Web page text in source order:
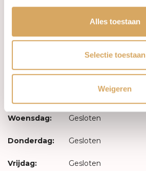
Alles toestaan
Selectie toestaan
Weigeren
Maandag: Gesloten
Woensdag: Gesloten
Donderdag: Gesloten
Vrijdag: Gesloten